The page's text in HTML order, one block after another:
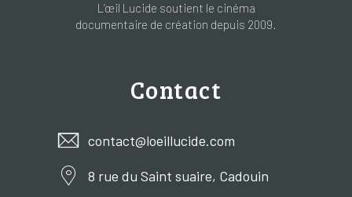
L’œil Lucide soutient le cinéma
documentaire de création depuis 2009.
Contact
contact@loeillucide.com
8 rue du Saint suaire, Cadouin